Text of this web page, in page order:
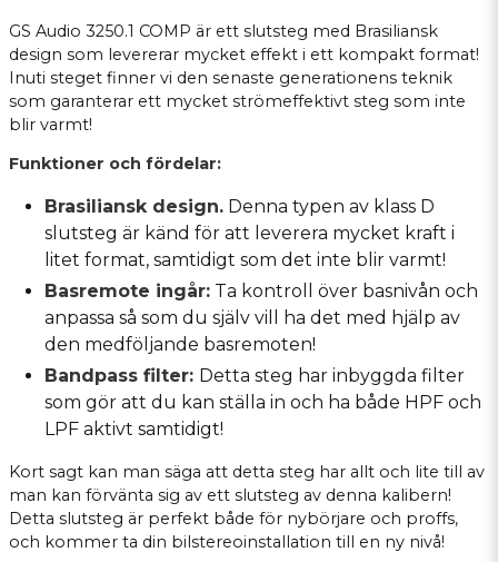
GS Audio 3250.1 COMP är ett slutsteg med Brasiliansk
design som levererar mycket effekt i ett kompakt format!
Inuti steget finner vi den senaste generationens teknik
som garanterar ett mycket strömeffektivt steg som inte
blir varmt!
Funktioner och fördelar:
Brasiliansk design. Denna typen av klass D
slutsteg är känd för att leverera mycket kraft i
litet format, samtidigt som det inte blir varmt!
Basremote ingår: Ta kontroll över basnivån och
anpassa så som du själv vill ha det med hjälp av
den medföljande basremoten!
Bandpass filter: Detta steg har inbyggda filter
som gör att du kan ställa in och ha både HPF och
LPF aktivt samtidigt!
Kort sagt kan man säga att detta steg har allt och lite till av
man kan förvänta sig av ett slutsteg av denna kalibern!
Detta slutsteg är perfekt både för nybörjare och proffs,
och kommer ta din bilstereoinstallation till en ny nivå!